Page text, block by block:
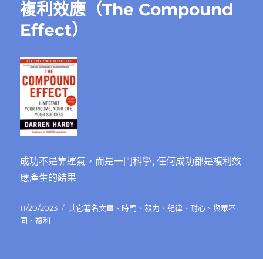
複利效應（The Compound
Effect）
成功不是靠運氣，而是一門科學, 任何成功都是複利效
應產生的結果
發
佈
11/20/2023
分
其它著名文章 、 時間 、毅力 、紀律 、耐心 、與眾不
同 、複利